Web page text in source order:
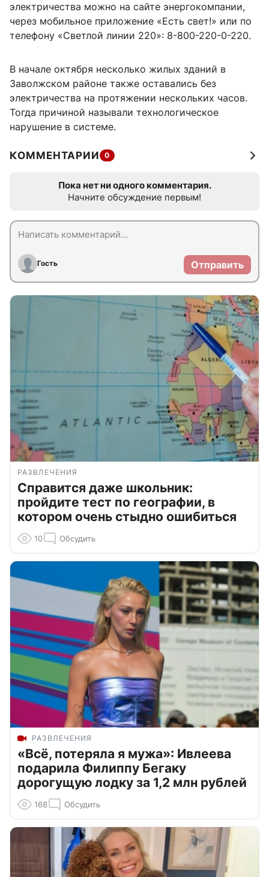
электричества можно на сайте энергокомпании,
через мобильное приложение «Есть свет!» или по
телефону «Светлой линии 220»: 8-800-220-0-220.
В начале октября несколько жилых зданий в
Заволжском районе также оставались без
электричества на протяжении нескольких часов.
Тогда причиной называли технологическое
нарушение в системе.
КОММЕНТАРИИ 0
Пока нет ни одного комментария.
Начните обсуждение первым!
Гость Отправить
РАЗВЛЕЧЕНИЯ
Справится даже школьник:
пройдите тест по географии, в
котором очень стыдно ошибиться
10 Обсудить
РАЗВЛЕЧЕНИЯ
«Всё, потеряла я мужа»: Ивлеева
подарила Филиппу Бегаку
дорогущую лодку за 1,2 млн рублей
168 Обсудить